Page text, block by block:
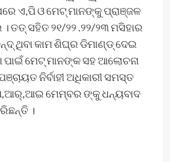
ଏ,ପି ଓ ମେଟ୍ ମାନଙ୍କୁ ପ୍ରାଞ୍ଜଳ
ତତ୍ ସହିତ ୨୧/୨୨ .୨୨/୨୩ ମସିହାର
ଥିବା କାମ ଶିଘ୍ର ଡିମାଣ୍ଡ୍ ଦେଇ
ମେଟ୍ ମାନଙ୍କ ସହ ଆଲୋଚନା
ନିର୍ବାହୀ ଅଧିକାରୀ ସମସ୍ତ
ମେମ୍ବର ଙ୍କୁ ଧନ୍ୟବାଦ
।